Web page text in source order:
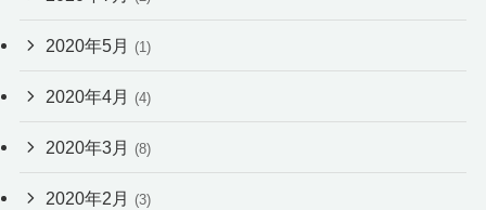
2020年5月 (1)
2020年4月 (4)
2020年3月 (8)
2020年2月 (3)